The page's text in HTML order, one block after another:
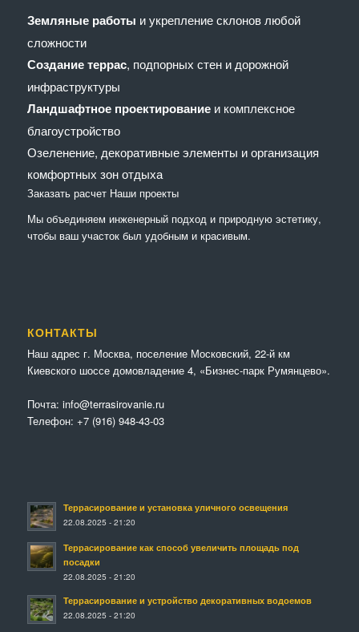
Земляные работы и укрепление склонов любой
сложности
Создание террас, подпорных стен и дорожной
инфраструктуры
Ландшафтное проектированиеи комплексное
благоустройство
Озеленение, декоративные элементы и организация
комфортных зон отдыха
Заказать расчет Наши проекты
Мы объединяем инженерный подход и природную эстетику,
чтобы ваш участок был удобным и красивым.
КОНТАКТЫ
Наш адрес г. Москва, поселение Московский, 22-й км
Киевского шоссе домовладение 4, «Бизнес-парк Румянцево».
Почта: info@terrasirovanie.ru
Телефон: +7 (916) 948-43-03
Террасирование и установка уличного освещения
22.08.2025 - 21:20
Террасирование как способ увеличить площадь под
посадки
22.08.2025 - 21:20
Террасирование и устройство декоративных водоемов
22.08.2025 - 21:20